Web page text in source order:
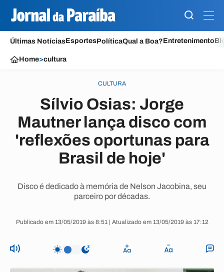
Últimas NotíciasEsportesPolíticaQual a Boa?Entretenimento
Home>cultura
CULTURA
Sílvio Osias: Jorge
Mautner lança disco com
'reflexões oportunas para
Brasil de hoje'
Disco é dedicado à memória de Nelson Jacobina, seu
parceiro por décadas.
Publicado em 13/05/2019 às 8:51 | Atualizado em 13/05/2019 às 17:12